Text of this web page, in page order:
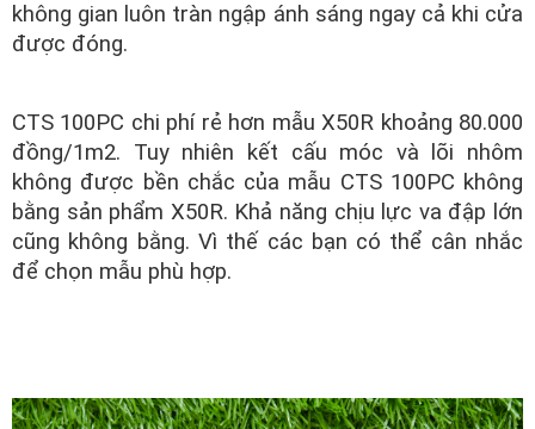
không gian luôn tràn ngập ánh sáng ngay cả khi cửa
được đóng.
CTS 100PC chi phí rẻ hơn mẫu X50R khoảng 80.000
đồng/1m2. Tuy nhiên kết cấu móc và lõi nhôm
không được bền chắc của mẫu CTS 100PC không
bằng sản phẩm X50R. Khả năng chịu lực va đập lớn
cũng không bằng. Vì thế các bạn có thể cân nhắc
để chọn mẫu phù hợp.